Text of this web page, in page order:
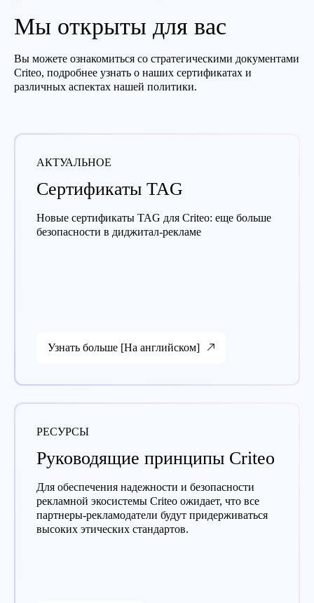
Мы открыты для вас
Вы можете ознакомиться со стратегическими документами
Criteo, подробнее узнать о наших сертификатах и
различных аспектах нашей политики.
АКТУАЛЬНОЕ
Сертификаты TAG
Новые сертификаты TAG для Criteo: еще больше
безопасности в диджитал-рекламе
Узнать больше [На английском]
РЕСУРСЫ
Руководящие принципы Criteo
Для обеспечения надежности и безопасности
рекламной экосистемы Criteo ожидает, что все
партнеры-рекламодатели будут придерживаться
высоких этических стандартов.